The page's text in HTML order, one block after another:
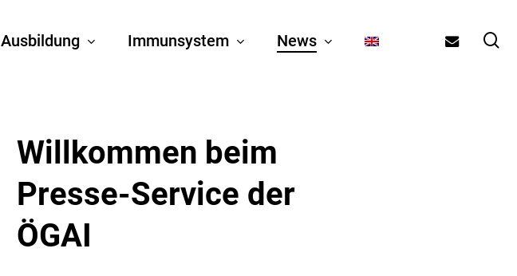
Ausbildung Immunsystem News email
Willkommen beim
Presse-Service der
ÖGAI